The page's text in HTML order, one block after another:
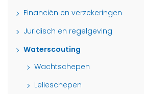
Financiën en verzekeringen
Juridisch en regelgeving
Waterscouting
Wachtschepen
Lelieschepen